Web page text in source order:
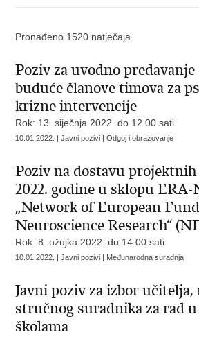
Pronađeno 1520 natječaja.
Poziv za uvodno predavanje
buduće članove timova za
krizne intervencije
Rok: 13. siječnja 2022. do 12.00 sati
10.01.2022. | Javni pozivi | Odgoj i obrazovanje
Poziv na dostavu
2022. godine u sklopu
„Network of European
Neuroscience Research“
Rok: 8. ožujka 2022. do 14.00 sati
10.01.2022. | Javni pozivi | Međunarodna suradnja
Javni poziv za izbor
stručnog suradnika za rad
školama